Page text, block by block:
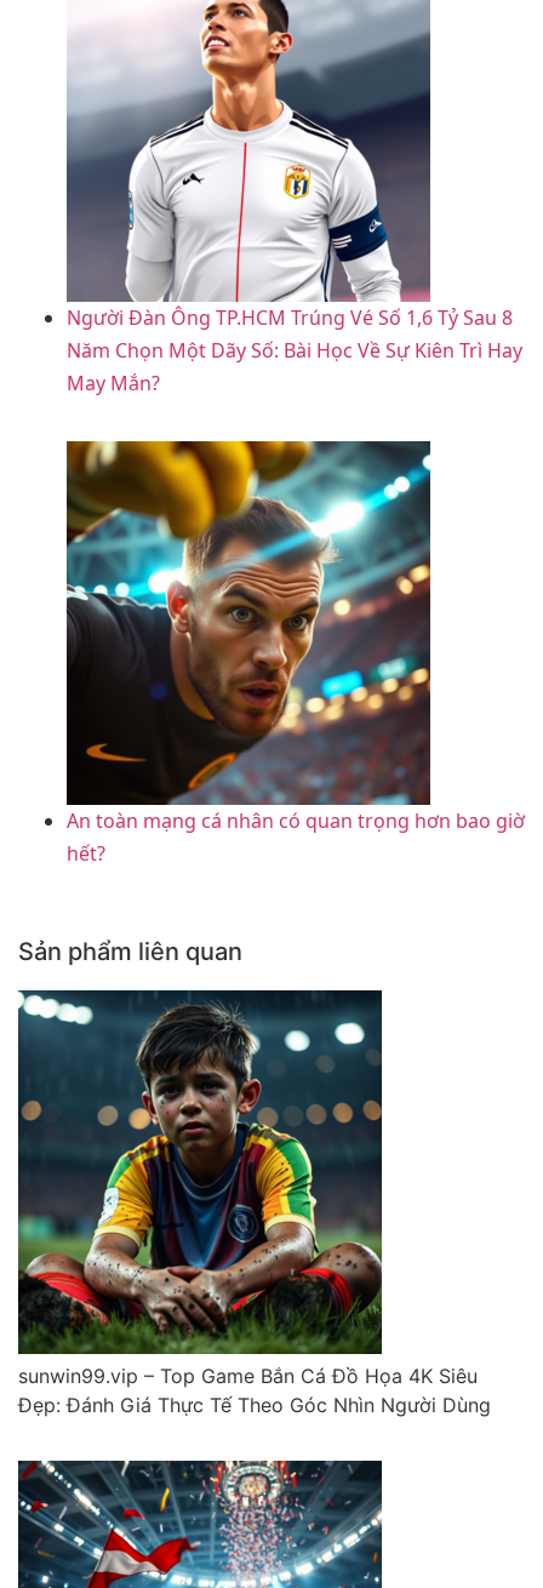
Người Đàn Ông TP.HCM Trúng Vé Số 1,6 Tỷ Sau 8
Năm Chọn Một Dãy Số: Bài Học Về Sự Kiên Trì Hay
May Mắn?
An toàn mạng cá nhân có quan trọng hơn bao giờ
hết?
Sản phẩm liên quan
sunwin99.vip – Top Game Bắn Cá Đồ Họa 4K Siêu
Đẹp: Đánh Giá Thực Tế Theo Góc Nhìn Người Dùng